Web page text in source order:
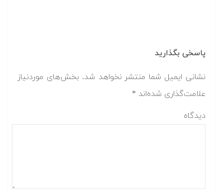
پاسخی بگذارید
نشانی ایمیل شما منتشر نخواهد شد. بخش‌های موردنیاز
علامت‌گذاری شده‌اند *
دیدگاه